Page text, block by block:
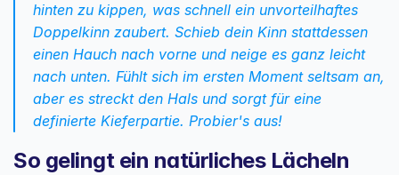
hinten zu kippen, was schnell ein unvorteilhaftes
Doppelkinn zaubert. Schieb dein Kinn stattdessen
einen Hauch nach vorne und neige es ganz leicht
nach unten. Fühlt sich im ersten Moment seltsam an,
aber es streckt den Hals und sorgt für eine
definierte Kieferpartie. Probier's aus!
So gelingt ein natürliches Lächeln